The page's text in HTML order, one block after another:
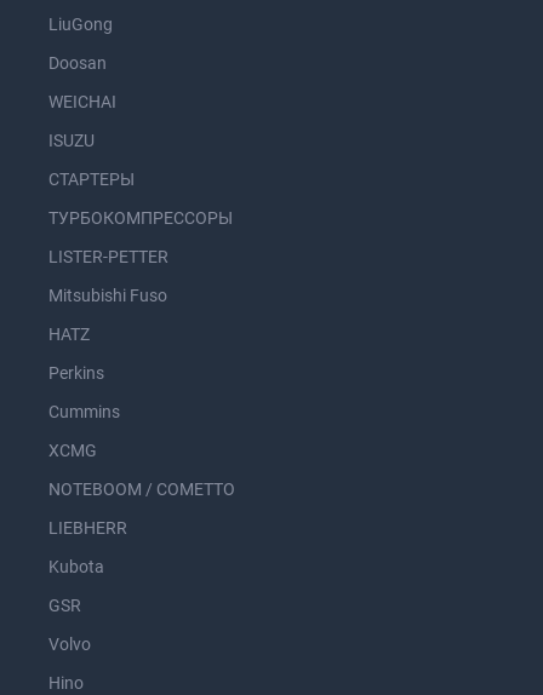
LiuGong
Doosan
WEICHAI
ISUZU
СТАРТЕРЫ
ТУРБОКОМПРЕССОРЫ
LISTER-PETTER
Mitsubishi Fuso
HATZ
Perkins
Cummins
XCMG
NOTEBOOM / COMETTO
LIEBHERR
Kubota
GSR
Volvo
Hino